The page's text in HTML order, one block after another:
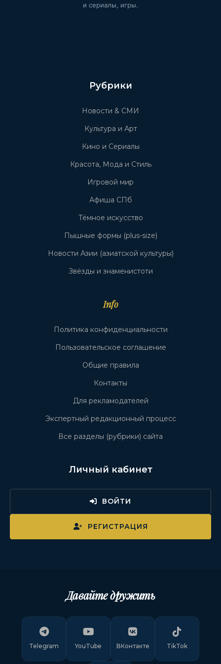
и сериалы, игры.
Рубрики
Новости & СМИ
Культура и Арт
Кино и Сериалы
Красота, Мода и Стиль
Игровой мир
Афиша СПб
Тёмное искусство
Пышные формы (plus-size)
Новости Азии (азиатской культуры)
Звёзды и знаменистоти
Info
Политика конфиденциальности
Пользовательское соглашение
Общие правила
Контакты
Для рекламодателей
Экспертный редакционный процесс
Все разделы (рубрики) сайта
Личный кабинет
ВОЙТИ
РЕГИСТРАЦИЯ
Давайте дружить
Telegram YouTube ВКонтакте TikTok